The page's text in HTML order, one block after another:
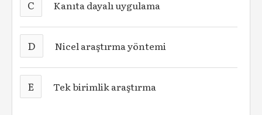
C Kanıta dayalı uygulama
D Nicel araştırma yöntemi
E Tek birimlik araştırma